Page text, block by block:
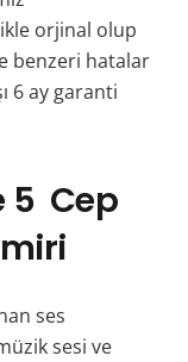
orjinal olup
benzeri hatalar
6 ay garanti
5 Cep
ses
sesi ve